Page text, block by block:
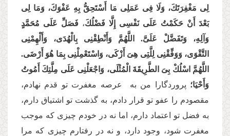
لِی مَغْفِرَتَكَ، وَلَا فِی عَمَلِی مَا أَسْتَحِقُّ بِهِ عَفْوَكَ، وَمَا لِی
بَعْدَ أَنْ حَكَمْتُ عَلَى نَفْسِی إِلَّا فَضْلُكَ، فَصَلِّ عَلَى مُحَمَّدٍ
وَآلِهِ، وَتَفَضَّلْ عَلَیَّ. اللَّهُمَّ وَأَنْطِقْنِی بِالْهُدَى، وَأَلْهِمْنِی
التَّقْوَى، وَوَفِّقْنِی لِلَّتِی هِیَ أَزْكَى، وَاسْتَعْمِلْنِی بِمَا هُوَ أَرْضَى.
اللَّهُمَّ اسْلُكْ بِیَ الطَّرِیقَةَ الْمُثْلَى، وَاجْعَلْنِی عَلَى مِلَّتِكَ أَمُوتُ
وَأَحْیَا؛ پروردگارا من به عرصه مغفرت تو قدم نهادم،
مقصودم را عفو تو قرار دادم، به گذشت تو اشتیاق دارم،
به فضل تو اعتماد دارم، اما نه در خودم چیزی که موجب
مغفرت شود، وجود دارد، و نه در رفتارم چیزی که مرا